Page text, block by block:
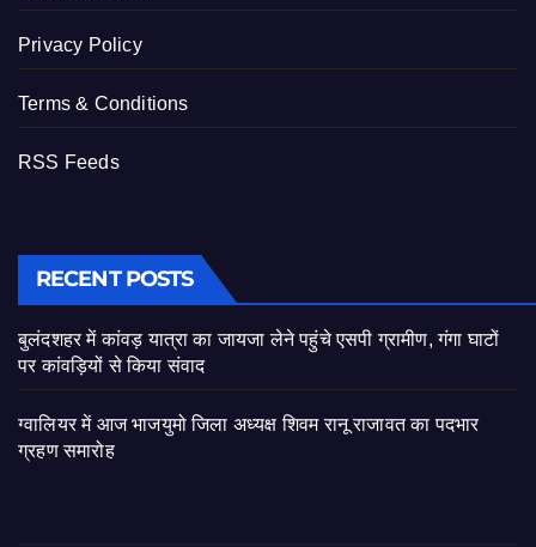
Privacy Policy
Terms & Conditions
RSS Feeds
RECENT POSTS
बुलंदशहर में कांवड़ यात्रा का जायजा लेने पहुंचे एसपी ग्रामीण, गंगा घाटों
पर कांवड़ियों से किया संवाद
ग्वालियर में आज भाजयुमो जिला अध्यक्ष शिवम रानू राजावत का पदभार
ग्रहण समारोह